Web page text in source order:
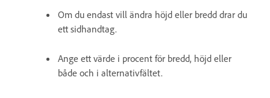
Om du endast vill ändra höjd eller bredd drar du
ett sidhandtag.
Ange ett värde i procent för bredd, höjd eller
både och i alternativfältet.